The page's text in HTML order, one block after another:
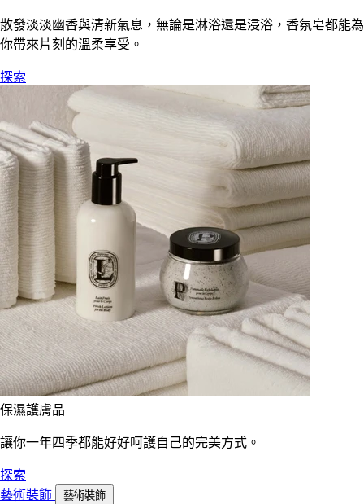
散發淡淡幽香與清新氣息，無論是淋浴還是浸浴，香氛皂都能為
你帶來片刻的溫柔享受。
探索
保濕護膚品
讓你一年四季都能好好呵護自己的完美方式。
探索
藝術裝飾
藝術裝飾